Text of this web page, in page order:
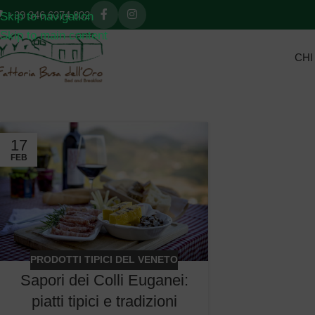
Skip to navigation
Skip to main content
+39 346 6374 802
17
FEB
PRODOTTI TIPICI DEL VENETO
Sapori dei Colli Euganei:
piatti tipici e tradizioni